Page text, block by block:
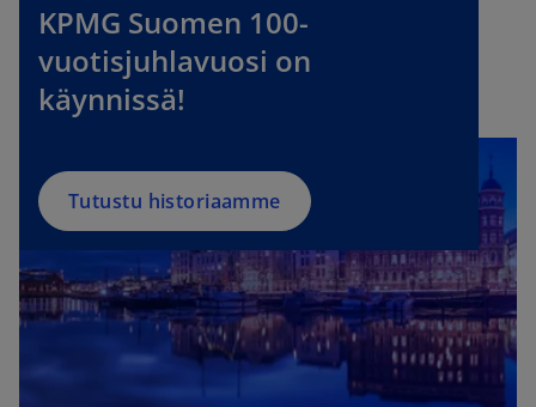
KPMG Suomen 100-
vuotisjuhlavuosi on
käynnissä!
Tutustu historiaamme